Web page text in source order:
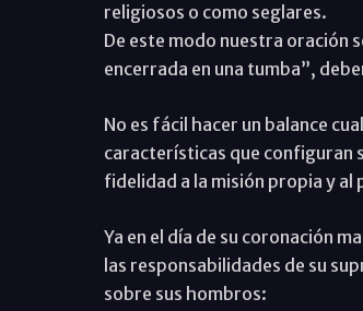
religiosos o como seglares.
De este modo nuestra oración
encerrada en una tumba”,
No es fácil hacer un balance
características que configuran
fidelidad a la misión propia y
Ya en el día de su coronación
las responsabilidades de su
sobre sus hombros: